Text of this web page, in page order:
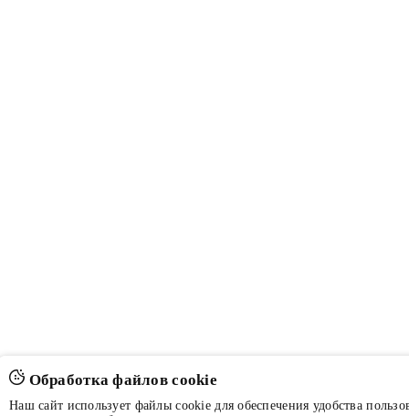
Обработка файлов cookie
Наш сайт использует файлы cookie для обеспечения удобства